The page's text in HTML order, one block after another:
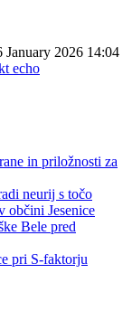
2026 14:04
echo
in priložnosti za
neurij s točo
občini Jesenice
Bele pred
pri S-faktorju